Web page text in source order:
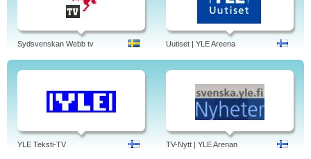
Sydsvenskan Webb tv Uutiset | YLE Areena
YLE Teksti-TV TV-Nytt | YLE Arenan